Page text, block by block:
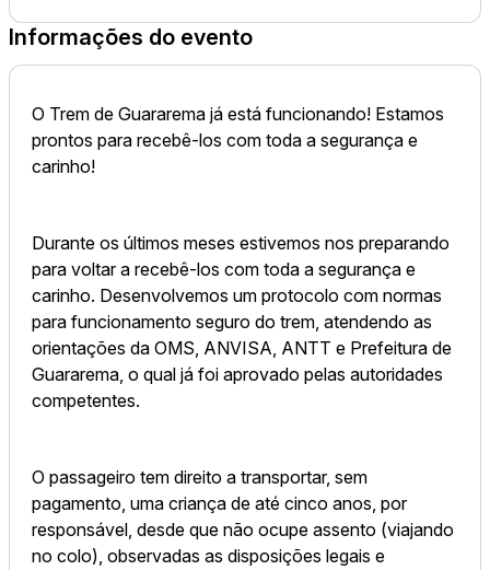
Informações do evento
O Trem de Guararema já está funcionando! Estamos
prontos para recebê-los com toda a segurança e
carinho!
Durante os últimos meses estivemos nos preparando
para voltar a recebê-los com toda a segurança e
carinho. Desenvolvemos um protocolo com normas
para funcionamento seguro do trem, atendendo as
orientações da OMS, ANVISA, ANTT e Prefeitura de
Guararema, o qual já foi aprovado pelas autoridades
competentes.
O passageiro tem direito a transportar, sem
pagamento, uma criança de até cinco anos, por
responsável, desde que não ocupe assento (viajando
no colo), observadas as disposições legais e